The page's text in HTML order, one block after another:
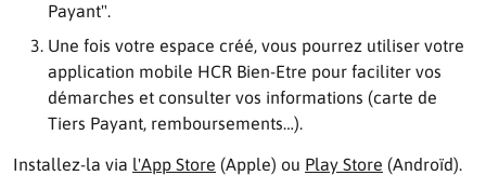
Payant".
Une fois votre espace créé, vous pourrez utiliser votre
application mobile HCR Bien-Etre pour faciliter vos
démarches et consulter vos informations (carte de
Tiers Payant, remboursements…).
Installez-la via l'App Store (Apple) ou Play Store (Androïd).